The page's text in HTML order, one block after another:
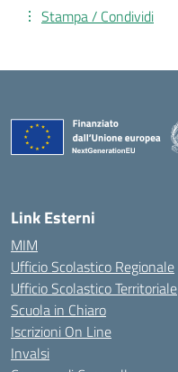
Stampa / Condividi
Link Esterni
MIM
Ufficio Scolastico Regionale
Ufficio Scolastico Territoriale
Scuola in Chiaro
Iscrizioni On Line
Invalsi